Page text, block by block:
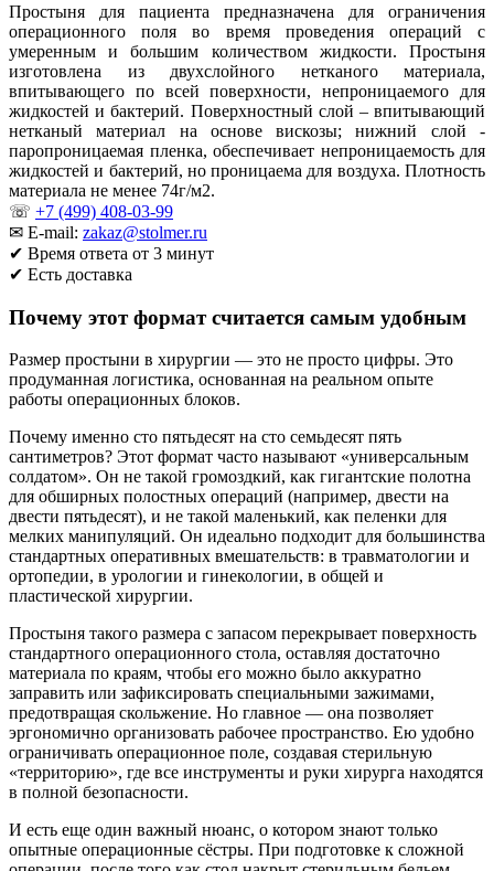
Простыня для пациента предназначена для ограничения
операционного поля во время проведения операций с
умеренным и большим количеством жидкости. Простыня
изготовлена из двухслойного нетканого материала,
впитывающего по всей поверхности, непроницаемого для
жидкостей и бактерий. Поверхностный слой – впитывающий
нетканый материал на основе вискозы; нижний слой -
паропроницаемая пленка, обеспечивает непроницаемость для
жидкостей и бактерий, но проницаема для воздуха. Плотность
материала не менее 74г/м2.
☏ +7 (499) 408-03-99
✉ E-mail: zakaz@stolmer.ru
✔ Время ответа от 3 минут
✔ Есть доставка
Почему этот формат считается самым удобным
Размер простыни в хирургии — это не просто цифры. Это
продуманная логистика, основанная на реальном опыте
работы операционных блоков.
Почему именно сто пятьдесят на сто семьдесят пять
сантиметров? Этот формат часто называют «универсальным
солдатом». Он не такой громоздкий, как гигантские полотна
для обширных полостных операций (например, двести на
двести пятьдесят), и не такой маленький, как пеленки для
мелких манипуляций. Он идеально подходит для большинства
стандартных оперативных вмешательств: в травматологии и
ортопедии, в урологии и гинекологии, в общей и
пластической хирургии.
Простыня такого размера с запасом перекрывает поверхность
стандартного операционного стола, оставляя достаточно
материала по краям, чтобы его можно было аккуратно
заправить или зафиксировать специальными зажимами,
предотвращая скольжение. Но главное — она позволяет
эргономично организовать рабочее пространство. Ею удобно
ограничивать операционное поле, создавая стерильную
«территорию», где все инструменты и руки хирурга находятся
в полной безопасности.
И есть еще один важный нюанс, о котором знают только
опытные операционные сёстры. При подготовке к сложной